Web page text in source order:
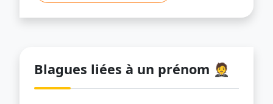
Blagues liées à un prénom 🤵